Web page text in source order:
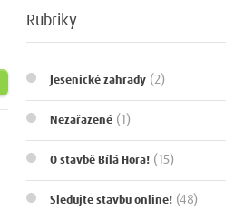
Rubriky
Jesenické zahrady (2)
Nezařazené (1)
O stavbě Bílá Hora! (15)
Sledujte stavbu online! (48)